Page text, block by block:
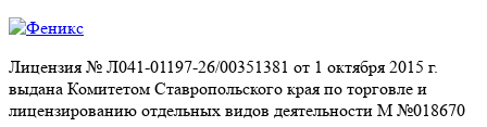
Лицензия № Л041-01197-26/00351381 от 1 октября 2015 г.
выдана Комитетом Ставропольского края по торговле и
лицензированию отдельных видов деятельности М №018670